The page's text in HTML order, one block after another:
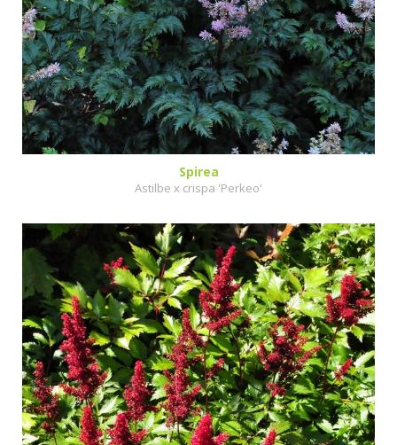
Spirea
Astilbe x crispa 'Perkeo'